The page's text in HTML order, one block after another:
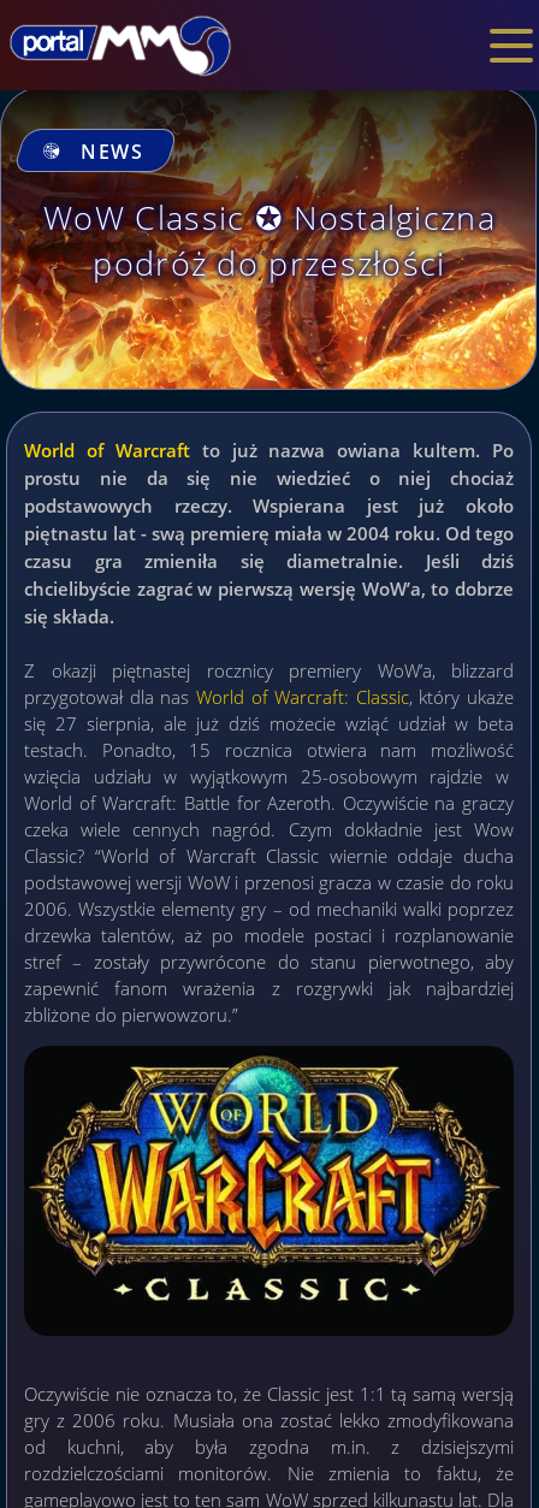
NEWS
WoW Classic ✪ Nostalgiczna
podróż do przeszłości
World of Warcraftto już nazwa owiana kultem. Po
prostu nie da się nie wiedzieć o niej chociaż
podstawowych rzeczy. Wspierana jest już około
piętnastu lat - swą premierę miała w 2004 roku. Od tego
czasu gra zmieniła się diametralnie. Jeśli dziś
chcielibyście zagrać w pierwszą wersję WoW’a, to dobrze
się składa.
Z okazji piętnastej rocznicy premiery WoW’a, blizzard
przygotował dla nas World of Warcraft: Classic, który ukaże
się 27 sierpnia, ale już dziś możecie wziąć udział w beta
testach. Ponadto, 15 rocznica otwiera nam możliwość
wzięcia udziału w wyjątkowym 25-osobowym rajdzie w
World of Warcraft: Battle for Azeroth. Oczywiście na graczy
czeka wiele cennych nagród. Czym dokładnie jest Wow
Classic? “World of Warcraft Classic wiernie oddaje ducha
podstawowej wersji WoW i przenosi gracza w czasie do roku
2006. Wszystkie elementy gry – od mechaniki walki poprzez
drzewka talentów, aż po modele postaci i rozplanowanie
stref – zostały przywrócone do stanu pierwotnego, aby
zapewnić fanom wrażenia z rozgrywki jak najbardziej
zbliżone do pierwowzoru.”
Oczywiście nie oznacza to, że Classic jest 1:1 tą samą wersją
gry z 2006 roku. Musiała ona zostać lekko zmodyfikowana
od kuchni, aby była zgodna m.in. z dzisiejszymi
rozdzielczościami monitorów. Nie zmienia to faktu, że
gameplayowo jest to ten sam WoW sprzed kilkunastu lat. Dla